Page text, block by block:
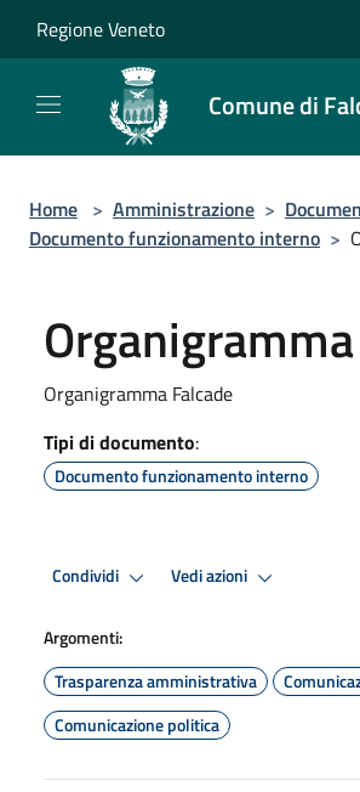
Regione Veneto
Comune di
Home > Amministrazione >
Documento funzionamento interno >
Organigramma
Organigramma Falcade
Tipi di documento:
Documento funzionamento interno
Condividi Vedi azioni
Argomenti:
Trasparenza amministrativa
Comunicazione politica